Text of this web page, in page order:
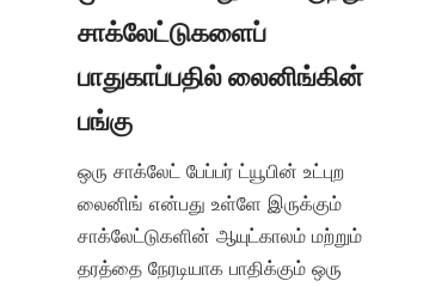
சாக்லேட்டுகளைப்
பாதுகாப்பதில் லைனிங்கின்
ஒரு சாக்லேட் பேப்பர் ட்யூபின் உட்புற
லைனிங் என்பது உள்ளே இருக்கும்
சாக்லேட்டுகளின் ஆயுட்காலம் மற்றும்
தரத்தை நேரடியாக பாதிக்கும் ஒரு